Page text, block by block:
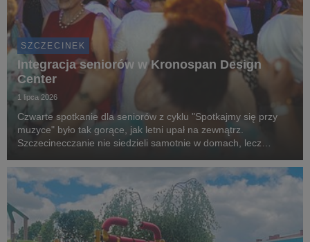
SZCZECINEK
Integracja seniorów w Kronospan Design
Center
1 lipca 2026
Czwarte spotkanie dla seniorów z cyklu "Spotkajmy się przy
muzyce" było tak gorące, jak letni upał na zewnątrz.
Szczecinecczanie nie siedzieli samotnie w domach, lecz
dzięki grantowi, przekazanemu przez Kronos...